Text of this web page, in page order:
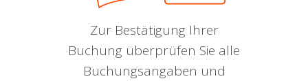
Zur Bestätigung Ihrer
Buchung überprüfen Sie alle
Buchungsangaben und